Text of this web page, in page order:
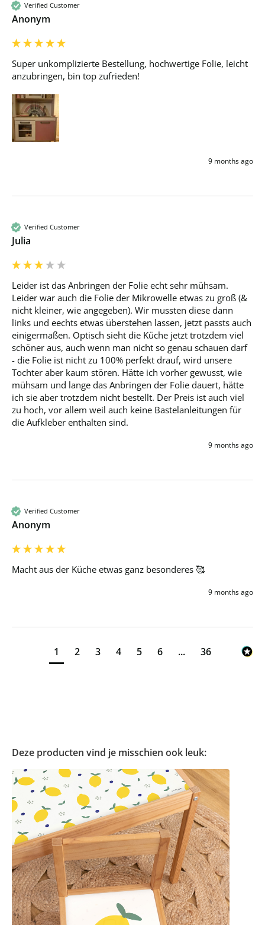
Verified Customer
Anonym
Super unkomplizierte Bestellung, hochwertige Folie, leicht
anzubringen, bin top zufrieden!
9 months ago
Verified Customer
Julia
Leider ist das Anbringen der Folie echt sehr mühsam.
Leider war auch die Folie der Mikrowelle etwas zu groß (&
nicht kleiner, wie angegeben). Wir mussten diese dann
links und eechts etwas überstehen lassen, jetzt passts auch
einigermaßen. Optisch sieht die Küche jetzt trotzdem viel
schöner aus, auch wenn man nicht so genau schauen darf
- die Folie ist nicht zu 100% perfekt drauf, wird unsere
Tochter aber kaum stören. Hätte ich vorher gewusst, wie
mühsam und lange das Anbringen der Folie dauert, hätte
ich sie aber trotzdem nicht bestellt. Der Preis ist auch viel
zu hoch, vor allem weil auch keine Bastelanleitungen für
die Aufkleber enthalten sind.
9 months ago
Verified Customer
Anonym
Macht aus der Küche etwas ganz besonderes 🥰
9 months ago
1 2 3 4 5 6 ... 36
Deze producten vind je misschien ook leuk: